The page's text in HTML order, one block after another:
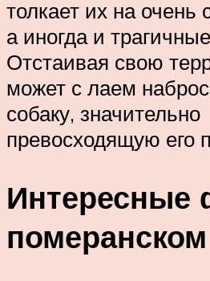
толкает их на очень
а иногда и
Отстаивая свою
может с лаем
собаку, значительно
превосходящую его
Интересные